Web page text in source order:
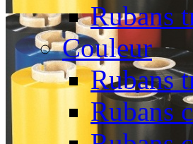
Rubans
Couleur
Rubans
Rubans